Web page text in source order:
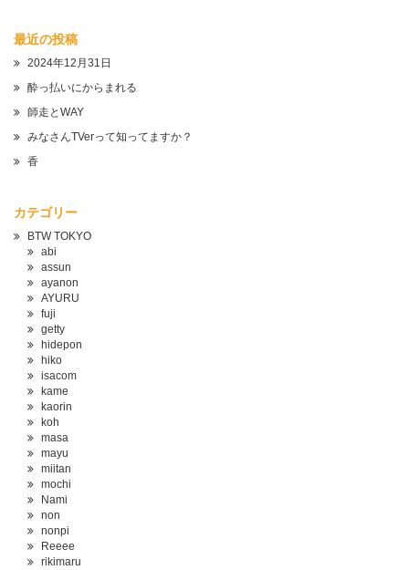
最近の投稿
2024年12月31日
酔っ払いにからまれる
師走とWAY
みなさんTVerって知ってますか？
香
カテゴリー
BTW TOKYO
abi
assun
ayanon
AYURU
fuji
getty
hidepon
hiko
isacom
kame
kaorin
koh
masa
mayu
miitan
mochi
Nami
non
nonpi
Reeee
rikimaru